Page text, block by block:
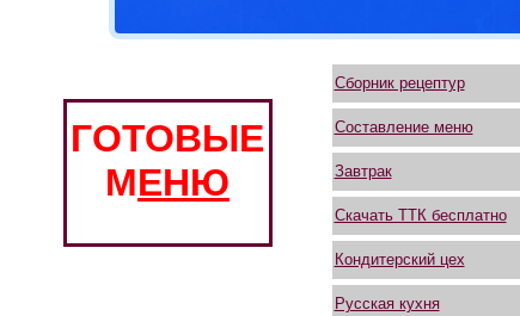
ГОТОВЫЕ
МЕНЮ
Сборник рецептур
Составление меню
Завтрак
Скачать ТТК бесплатно
Кондитерский цех
Русская кухня